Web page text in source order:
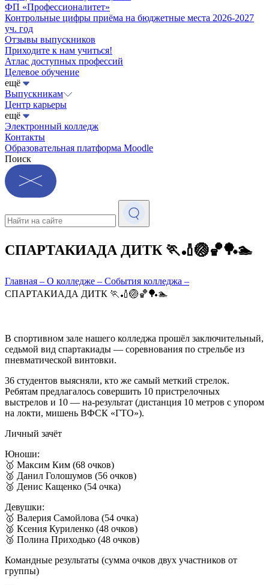
ФП «Профессионалитет»
Контрольные цифры приёма на бюджетные места 2026-2027
уч. год
Отзывы выпускников
Приходите к нам учиться!
Атлас доступных профессий
Целевое обучение
ещё
Выпускникам
Центр карьеры
ещё
Электронный колледж
Контакты
Образовательная платформа Moodle
Поиск
СПАРТАКИАДА ДИТК 🏃🏏🏐🏀🏓🏊
Главная – О колледже – События колледжа –
СПАРТАКИАДА ДИТК 🏃🏏🏐🏀🏓🏊
В спортивном зале нашего колледжа прошёл заключительный,
седьмой вид спартакиады — соревнования по стрельбе из
пневматической винтовки.
36 студентов выясняли, кто же самый меткий стрелок.
Ребятам предлагалось совершить 10 пристрелочных
выстрелов и 10 — на-результат (дистанция 10 метров с упором
на локти, мишень ВФСК «ГТО»).
Личный зачёт
Юноши:
🥇 Максим Ким (68 очков)
🥈 Данил Голошумов (56 очков)
🥉 Денис Кащенко (54 очка)
Девушки:
🥇 Валерия Самойлова (54 очка)
🥈 Ксения Куриленко (48 очков)
🥉 Полина Приходько (48 очков)
Командные результаты (сумма очков двух участников от
группы)